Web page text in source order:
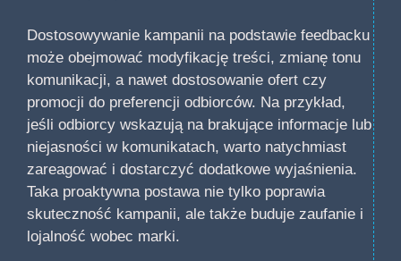
Dostosowywanie kampanii na podstawie feedbacku
może obejmować modyfikację treści, zmianę tonu
komunikacji, a nawet dostosowanie ofert czy
promocji do preferencji odbiorców. Na przykład,
jeśli odbiorcy wskazują na brakujące informacje lub
niejasności w komunikatach, warto natychmiast
zareagować i dostarczyć dodatkowe wyjaśnienia.
Taka proaktywna postawa nie tylko poprawia
skuteczność kampanii, ale także buduje zaufanie i
lojalność wobec marki.